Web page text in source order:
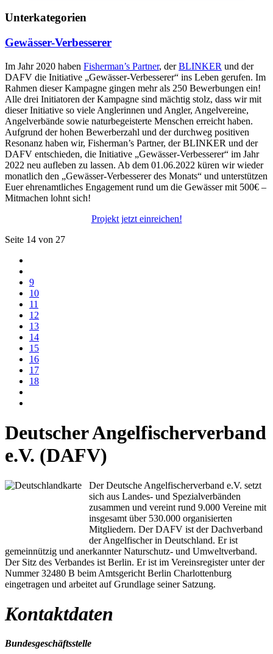
Unterkategorien
Gewässer-Verbesserer
Im Jahr 2020 haben Fisherman’s Partner, derBLINKER und der
DAFV die Initiative „Gewässer-Verbesserer“ ins Leben gerufen. Im
Rahmen dieser Kampagne gingen mehr als 250 Bewerbungen ein!
Alle drei Initiatoren der Kampagne sind mächtig stolz, dass wir mit
dieser Initiative so viele Anglerinnen und Angler, Angelvereine,
Angelverbände sowie naturbegeisterte Menschen erreicht haben.
Aufgrund der hohen Bewerberzahl und der durchweg positiven
Resonanz haben wir, Fisherman’s Partner, der BLINKER und der
DAFV entschieden, die Initiative „Gewässer-Verbesserer“ im Jahr
2022 neu aufleben zu lassen. Ab dem 01.06.2022 küren wir wieder
monatlich den „Gewässer-Verbesserer des Monats“ und unterstützen
Euer ehrenamtliches Engagement rund um die Gewässer mit 500€ –
Mitmachen lohnt sich!
Projekt jetzt einreichen!
Seite 14 von 27
9
10
11
12
13
14
15
16
17
18
Deutscher Angelfischerverband
e.V. (DAFV)
Der Deutsche Angelfischerverband e.V. setzt
sich aus Landes- und Spezialverbänden
zusammen und vereint rund 9.000 Vereine mit
insgesamt über 530.000 organisierten
Mitgliedern. Der DAFV ist der Dachverband
der Angelfischer in Deutschland. Er ist
gemeinnützig und anerkannter Naturschutz- und Umweltverband.
Der Sitz des Verbandes ist Berlin. Er ist im Vereinsregister unter der
Nummer 32480 B beim Amtsgericht Berlin Charlottenburg
eingetragen und arbeitet auf Grundlage seiner Satzung.
Kontaktdaten
Bundesgeschäftsstelle